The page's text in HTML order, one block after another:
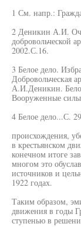
1 См. напр.:
2 Деникин А.И.
добровольческой
2002.С.16.
3 Белое дело.
Добровольческая
А.И.Деникин.
Вооруженные
4 Белое дело...С.
происхождения,
в крестьянском
конечном итоге
многом это
источников и
1922 годах.
Таким образом,
движения в годы
ступенью в